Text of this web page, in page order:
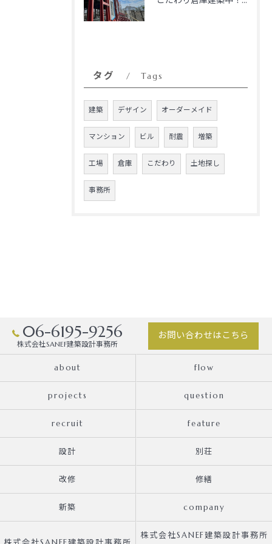
タグ Tags
建築 デザイン オーダーメイド
マンション ビル 耐震 増築
工場 倉庫 こだわり 土地探し
事務所
06-6195-9256
株式会社SANEF建築設計事務所
お問い合わせはこちら
about flow
projects question
recruit feature
設計 別荘
改修 修繕
新築 company
株式会社SANEF建築設計事務所